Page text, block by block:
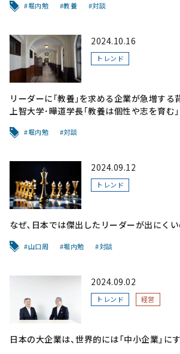
堀内勉 教養 対談
2024.10.16
トレンド
リーダーに｢教養｣を求める企業が急増する
上智大学･曄道学長｢教養は個性や志を育む｣
堀内勉 対談
2024.09.12
トレンド
なぜ､日本では傑出したリーダーが出にく
山口周 堀内勉 対談
2024.09.02
トレンド 経営
日本の大企業は、世界的には「中小企業」に